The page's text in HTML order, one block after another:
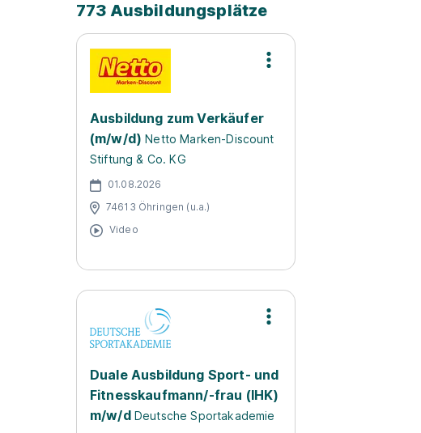
773 Ausbildungsplätze
Ausbildung zum Verkäufer
(m/w/d) Netto Marken-Discount
Stiftung & Co. KG
01.08.2026
74613 Öhringen (u.a.)
Video
Duale Ausbildung Sport- und
Fitnesskaufmann/-frau (IHK)
m/w/d Deutsche Sportakademie